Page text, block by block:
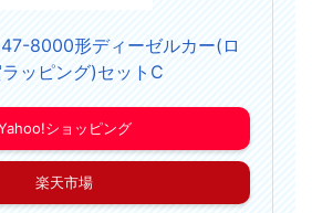
8000形ディーゼルカー(ロ
ッピング)セットC
ショッピング
楽天市場